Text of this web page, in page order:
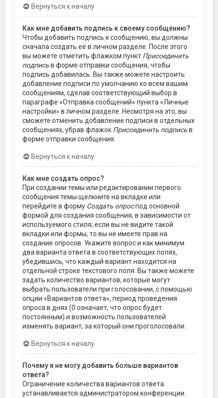
Вернуться к началу
Как мне добавить подпись к своему сообщению?
Чтобы добавить подпись к сообщению, вы должны
сначала создать её в личном разделе. После этого
вы можете отметить флажком пункт Присоединить
подписьв форме отправки сообщения, чтобы
подпись добавилась. Вы также можете настроить
добавление подписи по умолчанию ко всем вашим
сообщениям, сделав соответствующий выбор в
параграфе «Отправка сообщений» пункта «Личные
настройки» в личном разделе. Несмотря на это, вы
сможете отменить добавление подписи в отдельных
сообщениях, убрав флажок Присоединить подписьв
форме отправки сообщения.
Вернуться к началу
Как мне создать опрос?
При создании темы или редактировании первого
сообщения темы щёлкните на вкладке или
перейдите в форму Создать опроспод основной
формой для создания сообщения, в зависимости от
используемого стиля; если вы не видите такой
вкладки или формы, то вы не имеете прав на
создание опросов. Укажите вопрос и как минимум
два варианта ответа в соответствующих полях,
убедившись, что каждый вариант находится на
отдельной строке текстового поля. Вы также можете
задать количество вариантов, которые могут
выбрать пользователи при голосовании, с помощью
опции «Вариантов ответа», период проведения
опроса в днях (0 означает, что опрос будет
постоянным) и возможность пользователей
изменять вариант, за который они проголосовали.
Вернуться к началу
Почему я не могу добавить больше вариантов
ответа?
Ограничение количества вариантов ответа
устанавливается администратором конференции.